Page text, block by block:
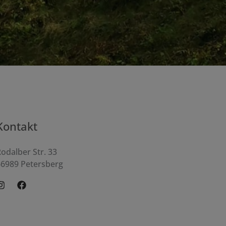
Str. 33
Petersberg